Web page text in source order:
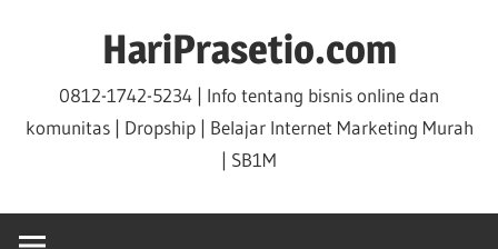
HariPrasetio.com
0812-1742-5234 | Info tentang bisnis online dan
komunitas | Dropship | Belajar Internet Marketing Murah
| SB1M